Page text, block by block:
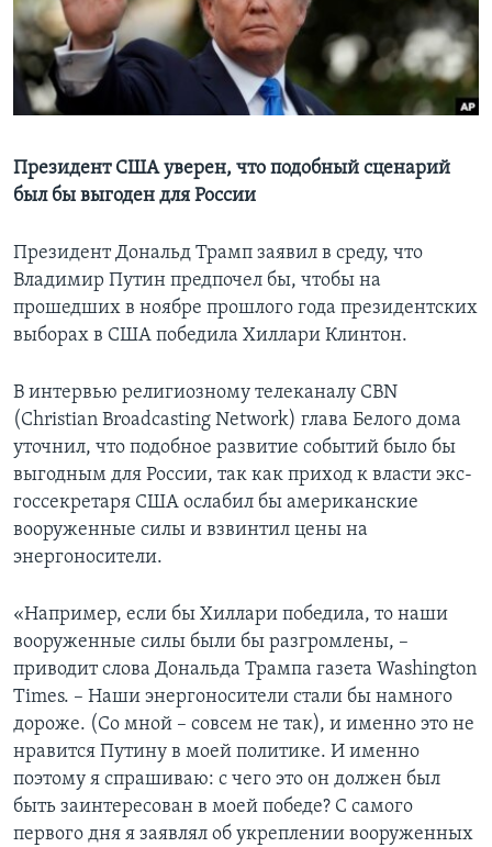
Learning English
СОЦИАЛЬНЫЕ СЕТИ
Языки
Президент США уверен, что подобный сценарий
был бы выгоден для России
Президент Дональд Трамп заявил в среду, что
Владимир Путин предпочел бы, чтобы на
прошедших в ноябре прошлого года президентских
выборах в США победила Хиллари Клинтон.
В интервью религиозному телеканалу CBN
(Christian Broadcasting Network) глава Белого дома
уточнил, что подобное развитие событий было бы
выгодным для России, так как приход к власти экс-
госсекретаря США ослабил бы американские
вооруженные силы и взвинтил цены на
энергоносители.
«Например, если бы Хиллари победила, то наши
вооруженные силы были бы разгромлены, –
приводит слова Дональда Трампа газета Washington
Times. – Наши энергоносители стали бы намного
дороже. (Со мной – совсем не так), и именно это не
нравится Путину в моей политике. И именно
поэтому я спрашиваю: с чего это он должен был
быть заинтересован в моей победе? С самого
первого дня я заявлял об укреплении вооруженных